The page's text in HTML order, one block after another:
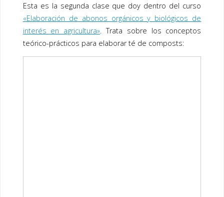
Esta es la segunda clase que doy dentro del curso
«Elaboración de abonos orgánicos y biológicos de
interés en agricultura» . Trata sobre los conceptos
teórico-prácticos para elaborar té de composts: